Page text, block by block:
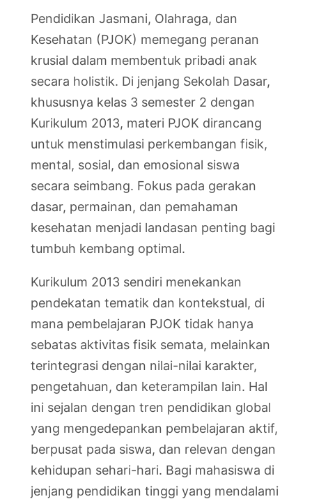
Pendidikan Jasmani, Olahraga, dan
Kesehatan (PJOK) memegang peranan
krusial dalam membentuk pribadi anak
secara holistik. Di jenjang Sekolah Dasar,
khususnya kelas 3 semester 2 dengan
Kurikulum 2013, materi PJOK dirancang
untuk menstimulasi perkembangan fisik,
mental, sosial, dan emosional siswa
secara seimbang. Fokus pada gerakan
dasar, permainan, dan pemahaman
kesehatan menjadi landasan penting bagi
tumbuh kembang optimal.
Kurikulum 2013 sendiri menekankan
pendekatan tematik dan kontekstual, di
mana pembelajaran PJOK tidak hanya
sebatas aktivitas fisik semata, melainkan
terintegrasi dengan nilai-nilai karakter,
pengetahuan, dan keterampilan lain. Hal
ini sejalan dengan tren pendidikan global
yang mengedepankan pembelajaran aktif,
berpusat pada siswa, dan relevan dengan
kehidupan sehari-hari. Bagi mahasiswa di
jenjang pendidikan tinggi yang mendalami